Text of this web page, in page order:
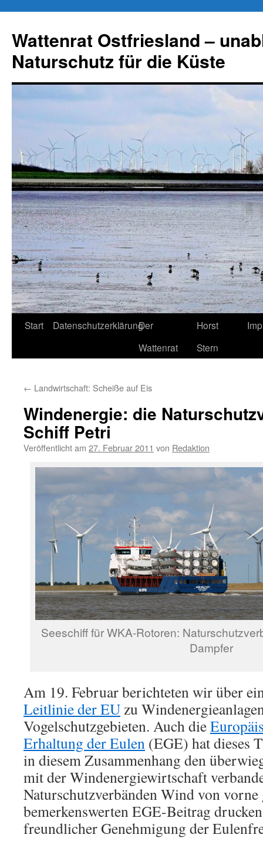
springen
Wattenrat Ostfriesland –
Naturschutz für die Küste
Start DatenschutzerklärungDer
Wattenrat
Horst
Stern
← Landwirtschaft: Scheiße auf Eis
Windenergie: die
Schiff Petri
Veröffentlicht am 27. Februar 2011 von Redaktion
Seeschiff für WKA-Rotoren:
Dampfer
Am 19. Februar berichteten wir über
Leitlinie der EUzu
Vogelschutzgebieten. Auch die
Erhaltung der Eulen (EGE) hat dieses
in diesem Zusammenhang den
mit der Windenergiewirtschaft
Naturschutzverbänden Wind von
bemerkenswerten EGE-Beitrag
freundlicher Genehmigung der